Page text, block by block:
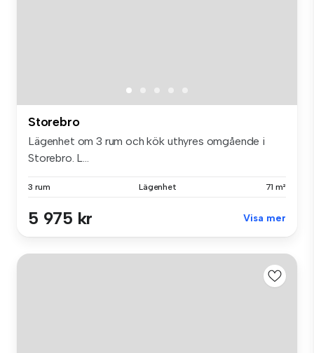
Storebro
Lägenhet om 3 rum och kök uthyres omgående i
Storebro. L...
3 rum Lägenhet 71 m²
5 975 kr Visa mer